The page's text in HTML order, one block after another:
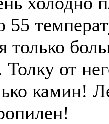
55
только
от
камин!